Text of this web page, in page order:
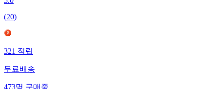
5.0
(20)
321적립
무료배송